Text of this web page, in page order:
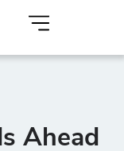
Ahead